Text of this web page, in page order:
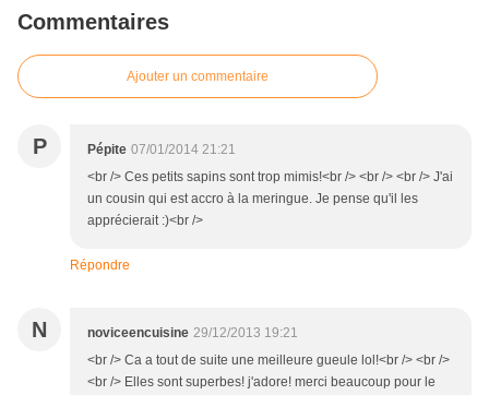
Commentaires
Ajouter un commentaire
P Pépite 07/01/2014 21:21
<br /> Ces petits sapins sont trop mimis!<br /> <br /> <br /> J'ai
un cousin qui est accro à la meringue. Je pense qu'il les
apprécierait :)<br />
Répondre
N noviceencuisine 29/12/2013 19:21
<br /> Ca a tout de suite une meilleure gueule lol!<br /> <br />
<br /> Elles sont superbes! j'adore! merci beaucoup pour le